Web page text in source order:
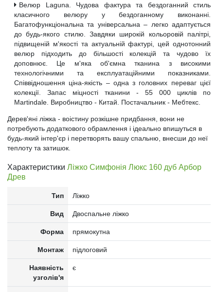
Велюр Laguna. Чудова фактура та бездоганний стиль
класичного велюру у бездоганному виконанні.
Багатофункціональна та універсальна – легко адаптується
до будь-якого стилю. Завдяки широкій кольоровій палітрі,
підвищеній м'якості та актуальній фактурі, цей однотонний
велюр підходить до більшості колекцій та чудово їх
доповнює. Це м'яка об'ємна тканина з високими
технологічними та експлуатаційними показниками.
Співвідношення ціна-якість – одна з головних переваг цієї
колекції. Запас міцності тканини - 55 000 циклів по
Martindale. Виробництво - Китай. Постачальник - Мебтекс.
Дерев'яні ліжка - воістину розкішне придбання, вони не
потребують додаткового обрамлення і ідеально впишуться в
будь-який інтер'єр і перетворять вашу спальню, внесши до неї
теплоту та затишок.
Характеристики Ліжко Симфонія Люкс 160 дуб Арбор
Древ
Тип Ліжко
Вид Двоспальне ліжко
Форма прямокутна
Монтаж підлоговий
Наявність
узголів'я
є